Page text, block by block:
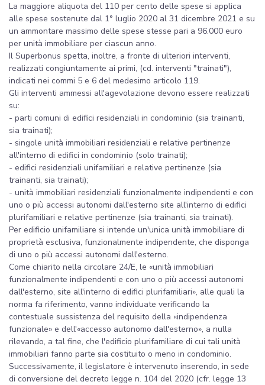
La maggiore aliquota del 110 per cento delle spese si applica
alle spese sostenute dal 1° luglio 2020 al 31 dicembre 2021 e su
un ammontare massimo delle spese stesse pari a 96.000 euro
per unità immobiliare per ciascun anno.
Il Superbonus spetta, inoltre, a fronte di ulteriori interventi,
realizzati congiuntamente ai primi, (cd. interventi "trainati"),
indicati nei commi 5 e 6 del medesimo articolo 119.
Gli interventi ammessi all'agevolazione devono essere realizzati
su:
- parti comuni di edifici residenziali in condominio (sia trainanti,
sia trainati);
- singole unità immobiliari residenziali e relative pertinenze
all'interno di edifici in condominio (solo trainati);
- edifici residenziali unifamiliari e relative pertinenze (sia
trainanti, sia trainati);
- unità immobiliari residenziali funzionalmente indipendenti e con
uno o più accessi autonomi dall'esterno site all'interno di edifici
plurifamiliari e relative pertinenze (sia trainanti, sia trainati).
Per edificio unifamiliare si intende un'unica unità immobiliare di
proprietà esclusiva, funzionalmente indipendente, che disponga
di uno o più accessi autonomi dall'esterno.
Come chiarito nella circolare 24/E, le «unità immobiliari
funzionalmente indipendenti e con uno o più accessi autonomi
dall'esterno, site all'interno di edifici plurifamiliari», alle quali la
norma fa riferimento, vanno individuate verificando la
contestuale sussistenza del requisito della «indipendenza
funzionale» e dell'«accesso autonomo dall'esterno», a nulla
rilevando, a tal fine, che l'edificio plurifamiliare di cui tali unità
immobiliari fanno parte sia costituito o meno in condominio.
Successivamente, il legislatore è intervenuto inserendo, in sede
di conversione del decreto legge n. 104 del 2020 (cfr. legge 13